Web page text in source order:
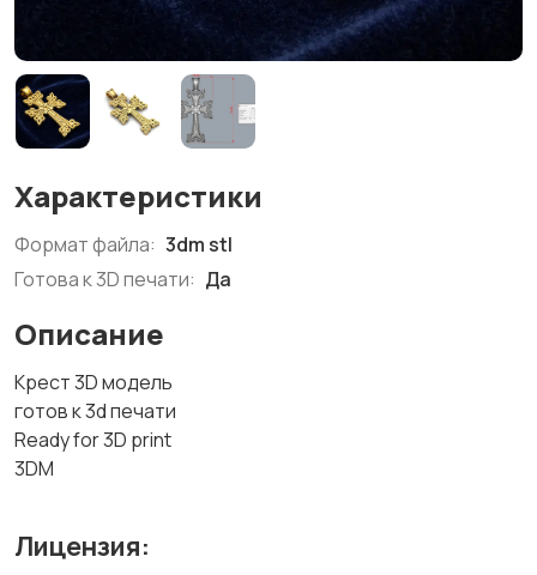
Характеристики
Формат файла: 3dm stl
Готова к 3D печати: Да
Описание
Крест 3D модель
готов к 3d печати
Ready for 3D print
3DM
Лицензия: